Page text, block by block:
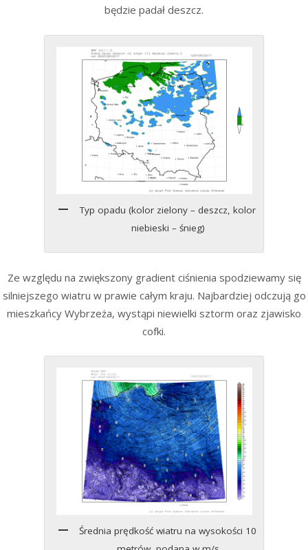
będzie padał deszcz.
Typ opadu (kolor zielony – deszcz, kolor
niebieski – śnieg)
Ze względu na zwiększony gradient ciśnienia spodziewamy się
silniejszego wiatru w prawie całym kraju. Najbardziej odczują go
mieszkańcy Wybrzeża, wystąpi niewielki sztorm oraz zjawisko
cofki.
Średnia prędkość wiatru na wysokości 10